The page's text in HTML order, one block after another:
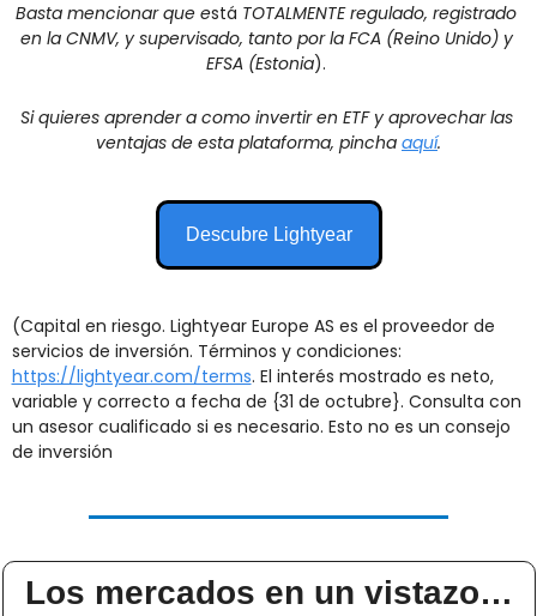
Basta mencionar que está TOTALMENTE regulado, registrado
en la CNMV, y supervisado, tanto por la FCA (Reino Unido) y
EFSA (Estonia).
Si quieres aprender a como invertir en ETF y aprovechar las
ventajas de esta plataforma, pincha aquí.
Descubre Lightyear
(Capital en riesgo. Lightyear Europe AS es el proveedor de
https://lightyear.com/terms. El interés mostrado es neto,
variable y correcto a fecha de {31 de octubre}. Consulta con
un asesor cualificado si es necesario. Esto no es un consejo
de inversión
Los mercados en un vistazo…